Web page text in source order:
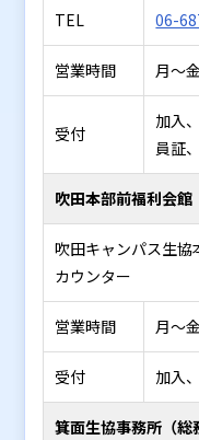
TEL 06-
営業時間 月～
受付
加入
員証
吹田本部前福利会館
吹田キャンパス生
カウンター
営業時間 月～
受付 加入
箕面生協事務所（総